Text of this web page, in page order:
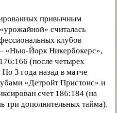
привычным
считалась
клубов
«Нью-Йорк Никербокерс»,
(после четырех
3 года назад в матче
«Детройт Пристонс» и
счет 186:184 (на
три дополнительных тайма).